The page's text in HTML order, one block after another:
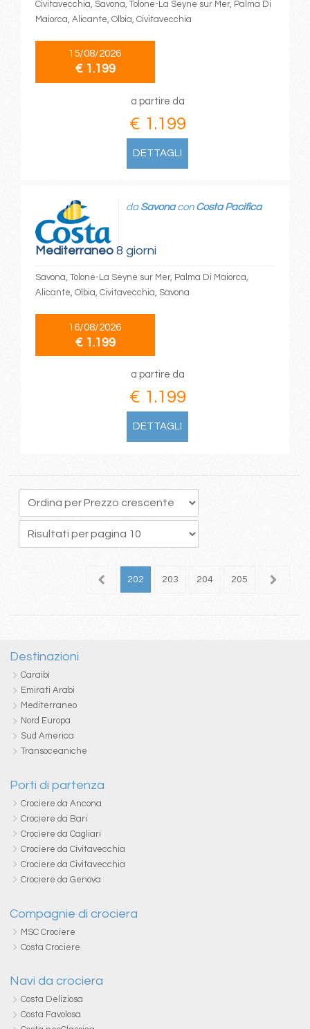
Civitavecchia, Savona, Tolone-La Seyne sur Mer, Palma Di
Maiorca, Alicante, Olbia, Civitavecchia
15/08/2026
€ 1.199
a partire da
€ 1.199
DETTAGLI
Mediterraneo8 giorni
da Savonacon Costa Pacifica
Savona, Tolone-La Seyne sur Mer, Palma Di Maiorca,
Alicante, Olbia, Civitavecchia, Savona
16/08/2026
€ 1.199
a partire da
€ 1.199
DETTAGLI
201 202 203 204 205 206
Destinazioni
Caraibi
Emirati Arabi
Mediterraneo
Nord Europa
Sud America
Transoceaniche
Porti di partenza
Crociere da Ancona
Crociere da Bari
Crociere da Cagliari
Crociere da Civitavecchia
Crociere da Civitavecchia
Crociere da Genova
Compagnie di crociera
MSC Crociere
Costa Crociere
Navi da crociera
Costa Deliziosa
Costa Favolosa